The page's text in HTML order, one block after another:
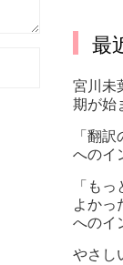
最
宮川未
期が始
「翻
へのイ
「も
よかっ
へのイ
やさし